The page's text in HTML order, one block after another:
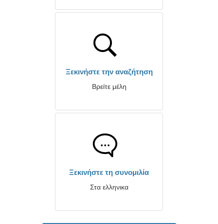
Ξεκινήστε την αναζήτηση
Βρείτε μέλη
Ξεκινήστε τη συνομιλία
Στα ελληνικα